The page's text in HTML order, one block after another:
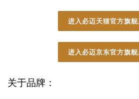
进入必迈天猫官方旗
进入必迈京东官方旗
关于品牌：